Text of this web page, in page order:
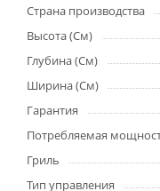
Страна производства
Высота (См)
Глубина (См)
Ширина (См)
Гарантия
Потребляемая
Гриль
Тип управления